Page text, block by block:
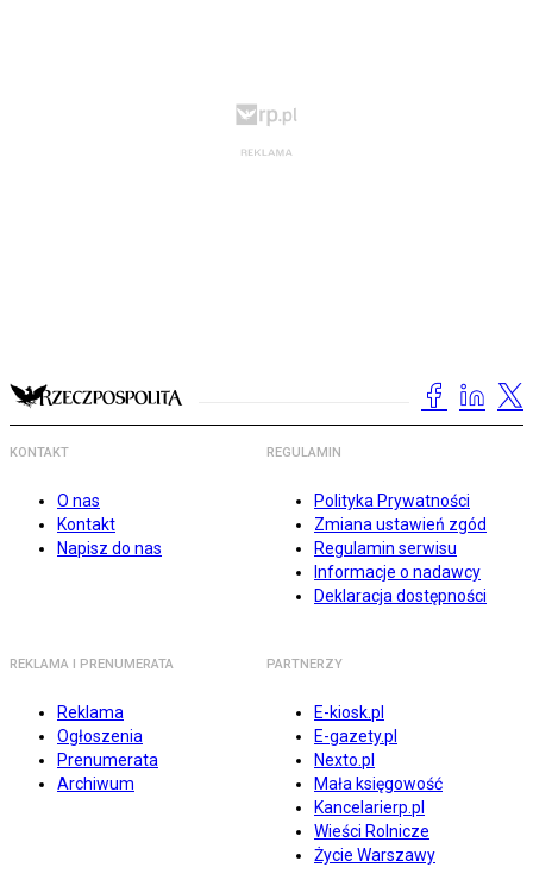
KONTAKT
O nas
Kontakt
Napisz do nas
REGULAMIN
Polityka Prywatności
Zmiana ustawień zgód
Regulamin serwisu
Informacje o nadawcy
Deklaracja dostępności
REKLAMA I PRENUMERATA
Reklama
Ogłoszenia
Prenumerata
Archiwum
PARTNERZY
E-kiosk.pl
E-gazety.pl
Nexto.pl
Mała księgowość
Kancelarierp.pl
Wieści Rolnicze
Życie Warszawy